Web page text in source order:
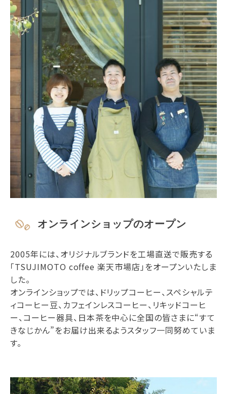
オンラインショップのオープン
2005年には、オリジナルブランドを工場直送で販売する
「TSUJIMOTO coffee 楽天市場店」をオープンいたしま
した。
オンラインショップでは、ドリップコーヒー、スペシャルテ
ィコーヒー豆、カフェインレスコーヒー、リキッドコーヒ
ー、コーヒー器具、日本茶を中心に全国の皆さまに“すて
きなじかん”をお届け出来るようスタッフ一同努めていま
す。